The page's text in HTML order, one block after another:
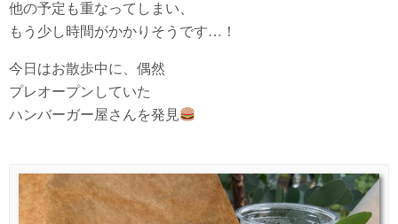
他の予定も重なってしまい、
もう少し時間がかかりそうです…！
今日はお散歩中に、偶然
プレオープンしていた
ハンバーガー屋さんを発見